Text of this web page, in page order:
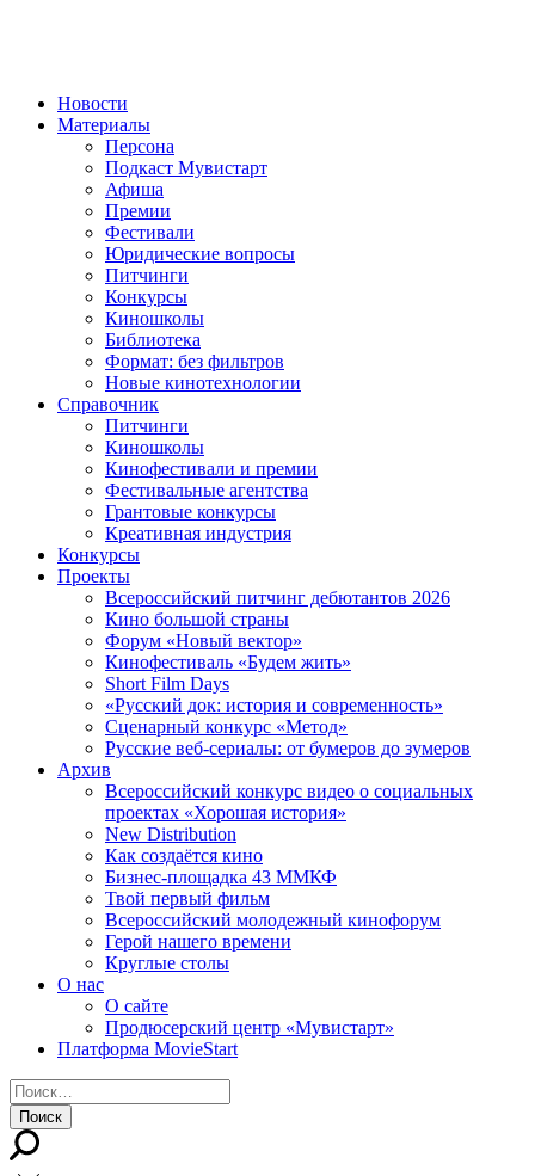
Новости
Материалы
Персона
Подкаст Мувистарт
Афиша
Премии
Фестивали
Юридические вопросы
Питчинги
Конкурсы
Киношколы
Библиотека
Формат: без фильтров
Новые кинотехнологии
Справочник
Питчинги
Киношколы
Кинофестивали и премии
Фестивальные агентства
Грантовые конкурсы
Креативная индустрия
Конкурсы
Проекты
Всероссийский питчинг дебютантов 2026
Кино большой страны
Форум «Новый вектор»
Кинофестиваль «Будем жить»
Short Film Days
«Русский док: история и современность»
Сценарный конкурс «Метод»
Русские веб-сериалы: от бумеров до зумеров
Архив
Всероссийский конкурс видео о социальных
проектах «Хорошая история»
New Distribution
Как создаётся кино
Бизнес-площадка 43 ММКФ
Твой первый фильм
Всероссийский молодежный кинофорум
Герой нашего времени
Круглые столы
О нас
О сайте
Продюсерский центр «Мувистарт»
Платформа MovieStart